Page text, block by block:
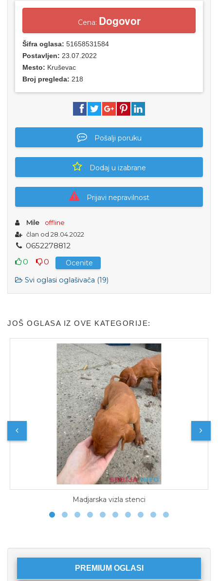
Cena: Dogovor
Šifra oglasa: 51658531584
Postavljen: 23.07.2022
Mesto: Kruševac
Broj pregleda: 218
Pošalji poruku
Dodaj u izabrane
Prijavi nepravilnost
Mile
offline
član od 28.04.2022
0652278812
0
0
Ocenite
Svi oglasi oglašivača (19)
JOŠ OGLASA IZ OVE KATEGORIJE:
Madjarska vizla stenci
PREMIUM OGLASI